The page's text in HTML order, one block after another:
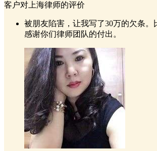
客户对上海律师的评价
被朋友陷害，让我写了30万的欠条。
感谢你们律师团队的付出。